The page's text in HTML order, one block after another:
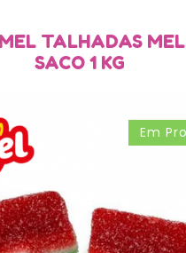
TALHADAS
SACO 1 KG
Em